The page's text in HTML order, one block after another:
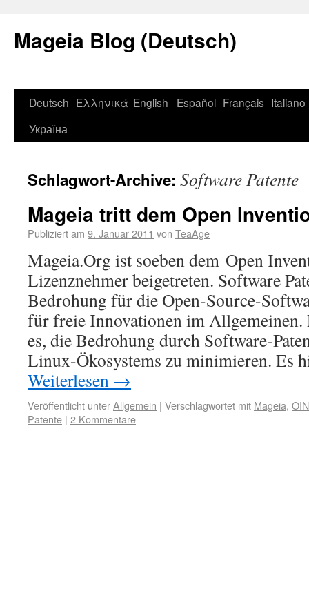
Mageia Blog (Deutsch)
Deutsch Ελληνικά English Español Français Italiano
Україна
Schlagwort-Archive: Software Patente
Mageia tritt dem Open
Publiziert am 9. Januar 2011 von TeaAge
Mageia.Org ist soeben dem Open
Lizenznehmer beigetreten. Software
Bedrohung für die Open-Source-
für freie Innovationen im
es, die Bedrohung durch Software-
Linux-Ökosystems zu minimieren.
Weiterlesen →
Veröffentlicht unterAllgemein | Verschlagwortet mit Mageia, OIN
Patente | 2 Kommentare